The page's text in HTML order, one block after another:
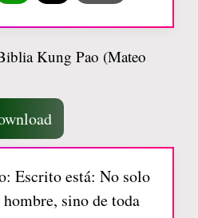
Escrito está: No solo
sino de toda